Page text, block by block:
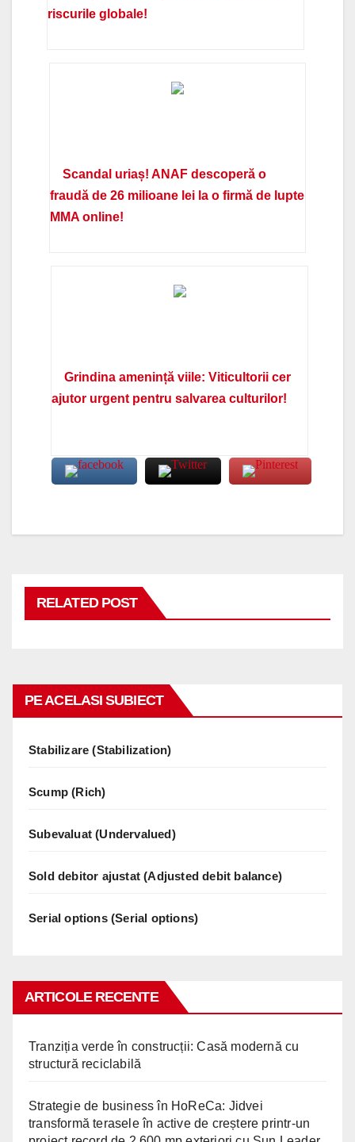
riscurile globale!
Scandal uriaș! ANAF descoperă o
fraudă de 26 milioane lei la o firmă de lupte
MMA online!
Grindina amenință viile: Viticultorii cer
ajutor urgent pentru salvarea culturilor!
RELATED POST
PE ACELASI SUBIECT
Stabilizare (Stabilization)
Scump (Rich)
Subevaluat (Undervalued)
Sold debitor ajustat (Adjusted debit balance)
Serial options (Serial options)
ARTICOLE RECENTE
Tranziția verde în construcții: Casă modernă cu
structură reciclabilă
Strategie de business în HoReCa: Jidvei
transformă terasele în active de creștere printr-un